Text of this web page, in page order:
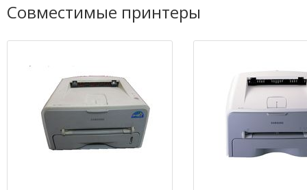
Совместимые принтеры